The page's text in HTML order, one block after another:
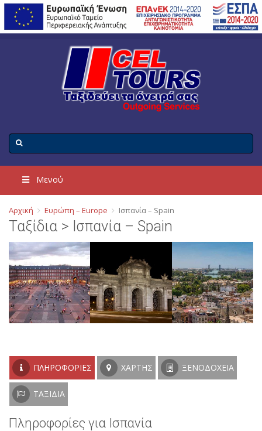
Μενού
Αρχική Ευρώπη – Europe Ισπανία – Spain
Ταξίδια > Ισπανία – Spain
ΠΛΗΡΟΦΟΡΊΕΣ ΧΆΡΤΗΣ ΞΕΝΟΔΟΧΕΊΑ
ΤΑΞΊΔΙΑ
Πληροφορίες για Ισπανία